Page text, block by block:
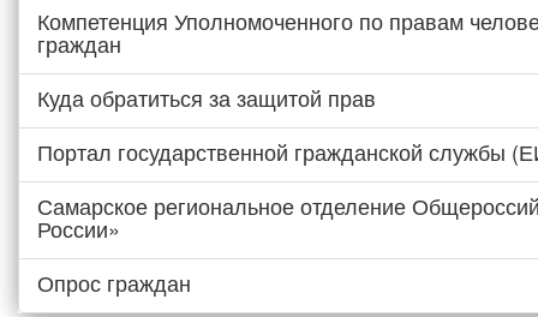
Компетенция Уполномоченного по правам
граждан
Куда обратиться за защитой прав
Портал государственной гражданской службы
Самарское региональное отделение
России»
Опрос граждан